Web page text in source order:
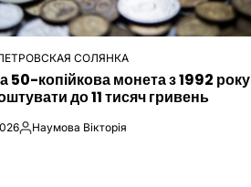
СОЛЯНКА
50-копійкова монета з 1992 року
до 11 тисяч гривень
Опубліковано
Наумова Вікторія